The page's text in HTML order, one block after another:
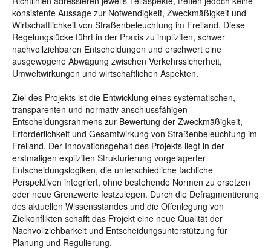
konsistente Aussage zur Notwendigkeit, Zweckmäßigkeit und
Wirtschaftlichkeit von Straßenbeleuchtung im Freiland. Diese
Regelungslücke führt in der Praxis zu impliziten, schwer
nachvollziehbaren Entscheidungen und erschwert eine
ausgewogene Abwägung zwischen Verkehrssicherheit,
Umweltwirkungen und wirtschaftlichen Aspekten.
Ziel des Projekts ist die Entwicklung eines systematischen,
transparenten und normativ anschlussfähigen
Entscheidungsrahmens zur Bewertung der Zweckmäßigkeit,
Erforderlichkeit und Gesamtwirkung von Straßenbeleuchtung im
Freiland. Der Innovationsgehalt des Projekts liegt in der
erstmaligen expliziten Strukturierung vorgelagerter
Entscheidungslogiken, die unterschiedliche fachliche
Perspektiven integriert, ohne bestehende Normen zu ersetzen
oder neue Grenzwerte festzulegen. Durch die Defragmentierung
des aktuellen Wissensstandes und die Offenlegung von
Zielkonflikten schafft das Projekt eine neue Qualität der
Nachvollziehbarkeit und Entscheidungsunterstützung für
Planung und Regulierung.